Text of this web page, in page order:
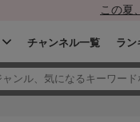
この夏
チャンネル一覧 ラン